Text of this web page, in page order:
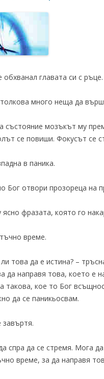
главата си с ръце.
много неща да
състояние мозъкът му
се повиши. Фокусът се
в паника.
Бог отвори прозореца на
фразата, която го
време.
това да е истина? –
да направя това, което е
такова, кое то Бог
да се паникьосвам.
спра да се стремя. Мога
време, за да направя